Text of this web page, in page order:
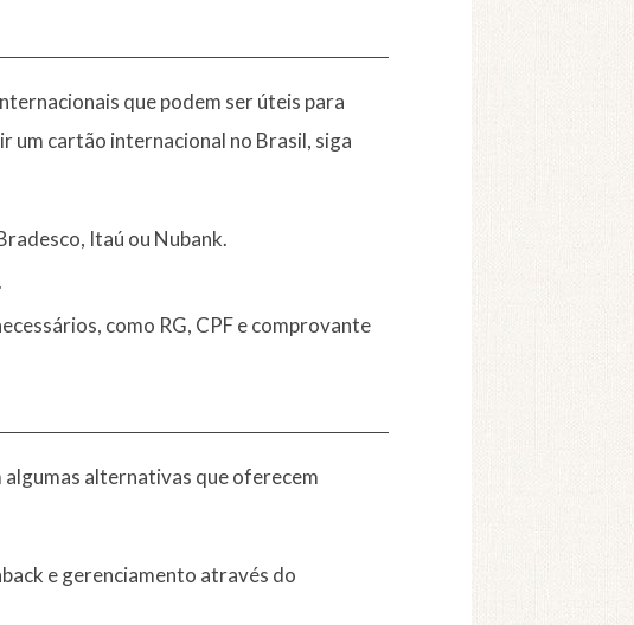
que podem ser úteis para
um cartão internacional no Brasil, siga
Itaú ou Nubank.
como RG, CPF e comprovante
algumas alternativas que oferecem
e gerenciamento através do